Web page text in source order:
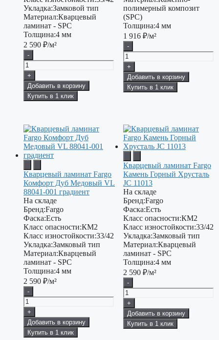
Укладка:Замковой тип
Материал:Кварцевый
ламинат - SPC
Толщина:4 мм
2 590 ₽/м²
-
+
Добавить в корзину
Купить в 1 клик
полимерный композит
(SPC)
Толщина:4 мм
1 916 ₽/м²
-
+
Добавить в корзину
Купить в 1 клик
Кварцевый ламинат Fargo
Комфорт Дуб Медовый VL
88041-001 градиент
На складе
Бренд:Fargo
Фаска:Есть
Класс опасности:КМ2
Класс изностойкости:33/42
Укладка:Замковый тип
Материал:Кварцевый
ламинат - SPC
Толщина:4 мм
2 590 ₽/м²
-
+
Добавить в корзину
Купить в 1 клик
Кварцевый ламинат Fargo
Камень Горный Хрусталь
JC 11013
На складе
Бренд:Fargo
Фаска:Есть
Класс опасности:КМ2
Класс изностойкости:33/42
Укладка:Замковый тип
Материал:Кварцевый
ламинат - SPC
Толщина:4 мм
2 590 ₽/м²
-
+
Добавить в корзину
Купить в 1 клик